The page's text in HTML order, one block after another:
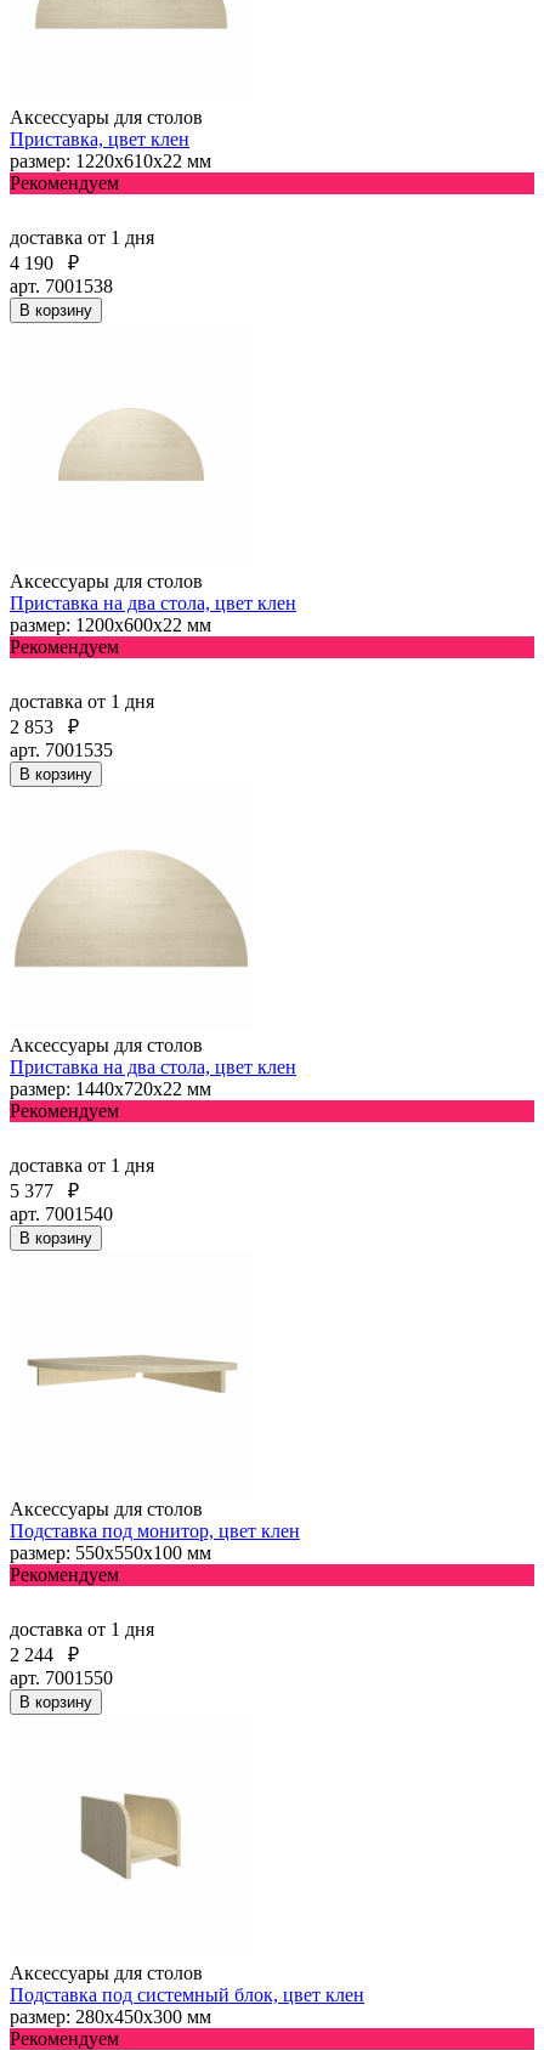
Аксессуары для столов
Приставка, цвет клен
размер: 1220х610х22 мм
Рекомендуем
доставка от 1 дня
4 190
₽
арт. 7001538
В корзину
Аксессуары для столов
Приставка на два стола, цвет клен
размер: 1200х600х22 мм
Рекомендуем
доставка от 1 дня
2 853
₽
арт. 7001535
В корзину
Аксессуары для столов
Приставка на два стола, цвет клен
размер: 1440х720х22 мм
Рекомендуем
доставка от 1 дня
5 377
₽
арт. 7001540
В корзину
Аксессуары для столов
Подставка под монитор, цвет клен
размер: 550х550х100 мм
Рекомендуем
доставка от 1 дня
2 244
₽
арт. 7001550
В корзину
Аксессуары для столов
Подставка под системный блок, цвет клен
размер: 280х450х300 мм
Рекомендуем